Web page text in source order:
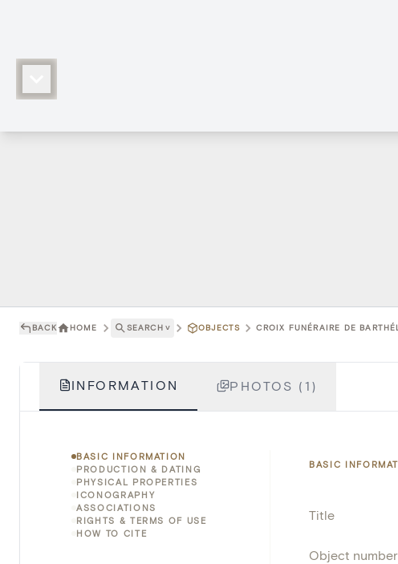
BACK HOME SEARCH ˅ OBJECTS CROIX FUNÉRAIRE DE
INFORMATION PHOTOS (1)
BASIC INFORMATION
PRODUCTION & DATING
PHYSICAL PROPERTIES
ICONOGRAPHY
ASSOCIATIONS
RIGHTS & TERMS OF USE
HOW TO CITE
BASIC
Title
Object number